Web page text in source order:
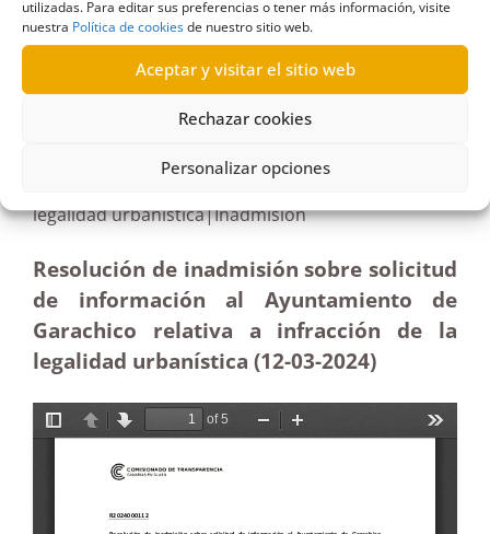
utilizadas. Para editar sus preferencias o tener más información, visite
nuestra Política de cookiesde nuestro sitio web.
Aceptar y visitar el sitio web
Rechazar cookies
Personalizar opciones
R112/2024
02/07/2024
Solicitud de información al Ayuntamiento de
legalidad urbanística|Inadmisión
Resolución de inadmisión sobre solicitud
de información al Ayuntamiento de
Garachico relativa a infracción de la
legalidad urbanística (12-03-2024)